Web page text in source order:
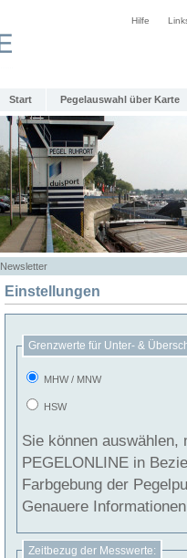
Hilfe
Start Pegelauswahl über Karte
Newsletter
Einstellungen
Grenzwerte für Unter- &
MHW / MNW
HSW
Sie können
PEGELONLINE in Beziehung
Farbgebung der
Genauere
Zeitbezug der Messwerte: